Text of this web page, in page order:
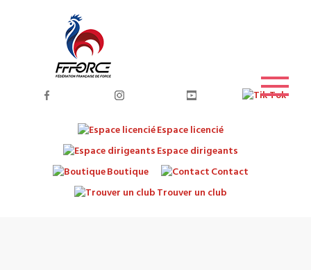
Espace licencié
Espace dirigeants
Boutique
Contact
Trouver un club